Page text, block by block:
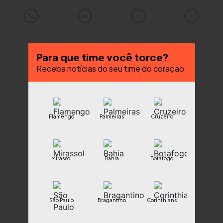
Para que time você torce?
Receba notícias do seu time do coração
Flamengo Palmeiras Cruzeiro
Mirassol Bahia Botafogo
São Paulo Bragantino Corinthians